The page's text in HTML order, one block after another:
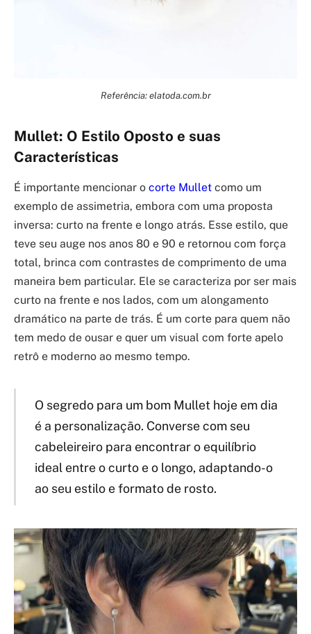
Referência: elatoda.com.br
Mullet: O Estilo Oposto e suas
Características
É importante mencionar o corte Mullet como um
exemplo de assimetria, embora com uma proposta
inversa: curto na frente e longo atrás. Esse estilo, que
teve seu auge nos anos 80 e 90 e retornou com força
total, brinca com contrastes de comprimento de uma
maneira bem particular. Ele se caracteriza por ser mais
curto na frente e nos lados, com um alongamento
dramático na parte de trás. É um corte para quem não
tem medo de ousar e quer um visual com forte apelo
retrô e moderno ao mesmo tempo.
O segredo para um bom Mullet hoje em dia
é a personalização. Converse com seu
cabeleireiro para encontrar o equilíbrio
ideal entre o curto e o longo, adaptando-o
ao seu estilo e formato de rosto.